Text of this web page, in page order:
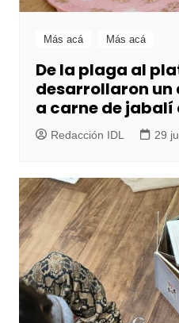
Más acá Más acá
De la plaga al
desarrollaron un
a carne de jabalí
Redacción IDL 29